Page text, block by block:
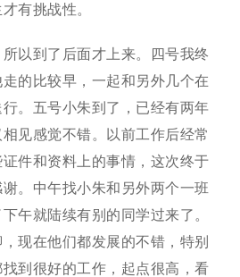
有挑战性。
以到了后面才上来。四号我终
的比较早，一起和另外几个在
。五号小朱到了，已经有两年
见感觉不错。以前工作后经常
件和资料上的事情，这次终于
。中午找小朱和另外两个一班
午就陆续有别的同学过来了。
现在他们都发展的不错，特别
到很好的工作，起点很高，看